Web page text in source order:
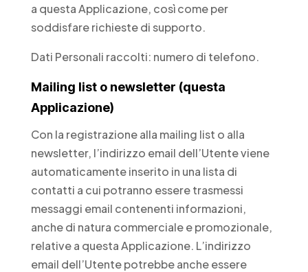
a questa Applicazione, così come per
soddisfare richieste di supporto.
Dati Personali raccolti: numero di telefono.
Mailing list o newsletter (questa
Applicazione)
Con la registrazione alla mailing list o alla
newsletter, l’indirizzo email dell’Utente viene
automaticamente inserito in una lista di
contatti a cui potranno essere trasmessi
messaggi email contenenti informazioni,
anche di natura commerciale e promozionale,
relative a questa Applicazione. L’indirizzo
email dell’Utente potrebbe anche essere